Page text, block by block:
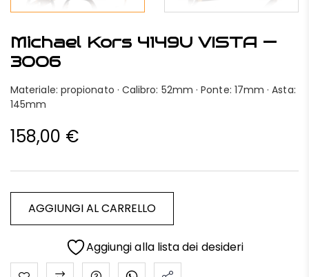
Michael Kors 4149U VISTA —
3006
Materiale: propionato · Calibro: 52mm · Ponte: 17mm · Asta:
145mm
158,00 €
AGGIUNGI AL CARRELLO
Aggiungi alla lista dei desideri